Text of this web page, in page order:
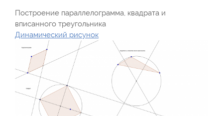
Построение параллелограмма, квадрата и
вписанного треугольника
Динамический рисунок